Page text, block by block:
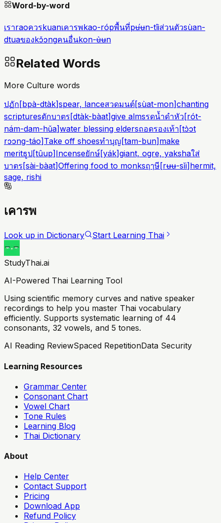
Word-by-word
เราraoควรkuanเคารพkao-rópพื้นที่pʉ́ʉn-tîiส่วนตัวsùan-
dtuaของkɔ̌ɔngคนอื่นkon-ʉ̀ʉn
Related Words
More Culture words
ปฏัก[bpà-dtàk]spear, lanceสวดมนต์[sùat-mon]chanting
scripturesตักบาตร[dtàk-bàat]give almsรดน้ำดำหัว[rót-
nám-dam-hǔa]water blessing eldersถอดรองเท้า[tɔ̀ɔt
rɔɔng-táo]Take off shoesทำบุญ[tam-bun]make
meritธูป[tûup]Incenseยักษ์[yák]giant, ogre, yakshaใส่
บาตร[sài-bàat]Offering food to monksฤๅษี[rʉʉ-sǐi]hermit,
sage, rishi
เคารพ
Look up in Dictionary Start Learning Thai
StudyThai.ai
AI-Powered Thai Learning Tool
Using scientific memory curves and native speaker
recordings to help you master Thai vocabulary
efficiently. Supports systematic learning of 44
consonants, 32 vowels, and 5 tones.
AI Reading ReviewSpaced RepetitionData Security
Learning Resources
Grammar Center
Consonant Chart
Vowel Chart
Tone Rules
Learning Blog
Thai Dictionary
About
Help Center
Contact Support
Pricing
Download App
Refund Policy